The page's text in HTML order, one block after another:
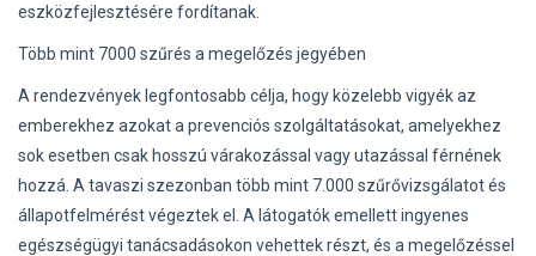
eszközfejlesztésére fordítanak.
Több mint 7000 szűrés a megelőzés jegyében
A rendezvények legfontosabb célja, hogy közelebb vigyék az
emberekhez azokat a prevenciós szolgáltatásokat, amelyekhez
sok esetben csak hosszú várakozással vagy utazással férnének
hozzá. A tavaszi szezonban több mint 7.000 szűrővizsgálatot és
állapotfelmérést végeztek el. A látogatók emellett ingyenes
egészségügyi tanácsadásokon vehettek részt, és a megelőzéssel